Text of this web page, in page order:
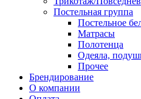
Постельная группа
Постельное
Матрасы
Полотенца
Одеяла,
Прочее
Брендирование
О компании